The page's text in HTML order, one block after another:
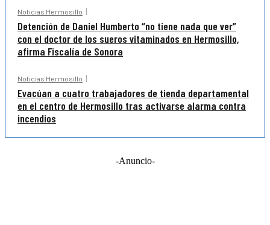
Noticias Hermosillo
Detención de Daniel Humberto “no tiene nada que ver”
con el doctor de los sueros vitaminados en Hermosillo,
afirma Fiscalía de Sonora
Noticias Hermosillo
Evacúan a cuatro trabajadores de tienda departamental
en el centro de Hermosillo tras activarse alarma contra
incendios
-Anuncio-